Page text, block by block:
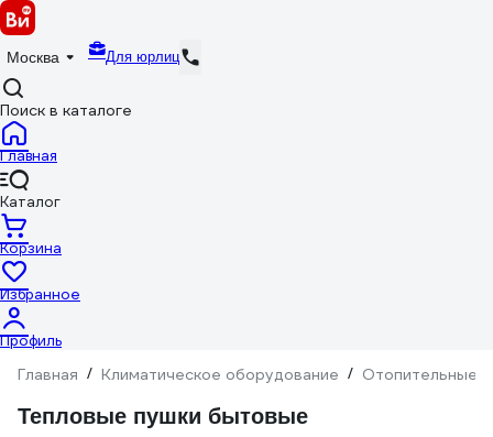
Москва Для юрлиц
Поиск в каталоге
Главная
Каталог
Корзина
Избранное
Профиль
Главная / Климатическое оборудование / Отопительные
Тепловые пушки бытовые